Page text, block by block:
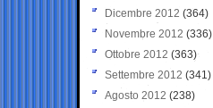
Dicembre 2012 (364)
Novembre 2012 (336)
Ottobre 2012 (363)
Settembre 2012 (341)
Agosto 2012 (238)